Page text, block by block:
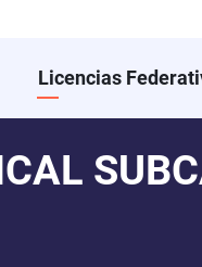
Licencias